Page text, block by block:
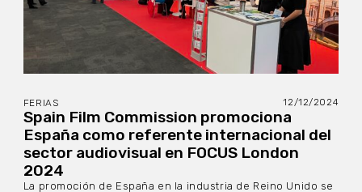
FERIAS 12/12/2024
Spain Film Commission promociona
España como referente internacional del
sector audiovisual en FOCUS London
2024
La promoción de España en la industria de Reino Unido se